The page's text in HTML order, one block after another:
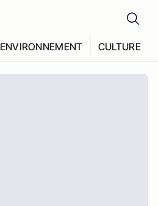
ENVIRONNEMENT CULTURE